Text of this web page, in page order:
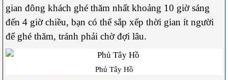
gian đông khách ghé thăm nhất khoảng 10 giờ sáng
đến 4 giờ chiều, bạn có thể sắp xếp thời gian ít người
để ghé thăm, tránh phải chờ đợi lâu.
Phủ Tây Hồ